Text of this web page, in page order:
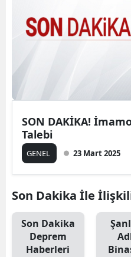
SON DAKİKA!
Talebi
GENEL 23 Mart 2025
Son Dakika İle
Son Dakika
Deprem
Haberleri